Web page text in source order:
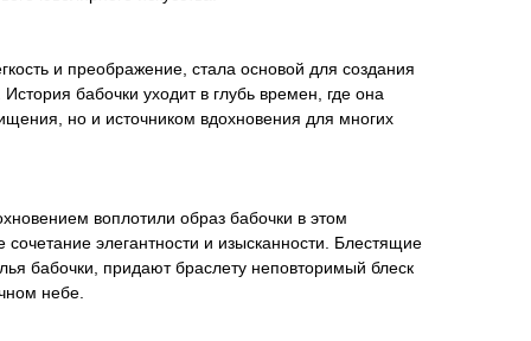
и преображение, стала основой для создания
бабочки уходит в глубь времен, где она
но и источником вдохновения для многих
воплотили образ бабочки в этом
сочетание элегантности и изысканности. Блестящие
бабочки, придают браслету неповторимый блеск
небе.